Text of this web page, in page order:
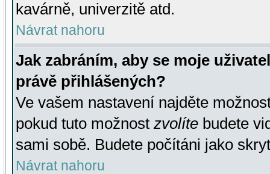
kavárně, univerzitě atd.
Návrat nahoru
Jak zabráním, aby se moje
právě přihlášených?
Ve vašem nastavení najděte
pokud tuto možnost zvolíte budete
sami sobě. Budete počítáni jako
Návrat nahoru